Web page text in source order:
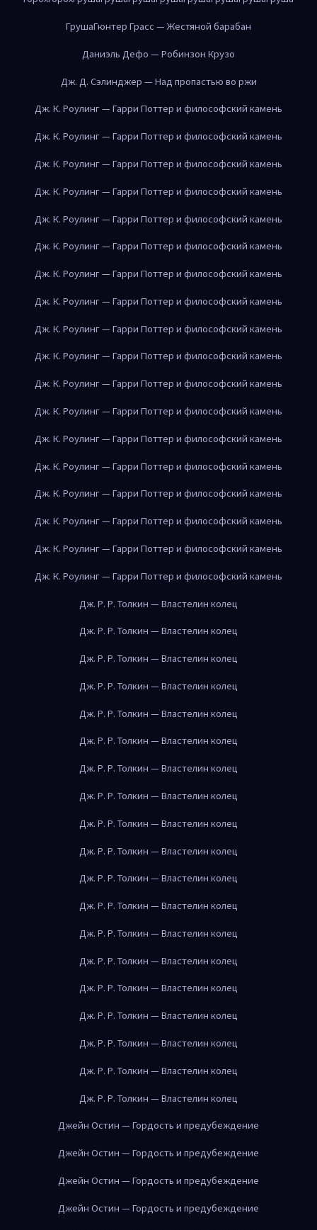
ГрушаГюнтер Грасс — Жестяной барабан
Даниэль Дефо — Робинзон Крузо
Дж. Д. Сэлинджер — Над пропастью во ржи
Дж. К. Роулинг — Гарри Поттер и философский камень
Дж. К. Роулинг — Гарри Поттер и философский камень
Дж. К. Роулинг — Гарри Поттер и философский камень
Дж. К. Роулинг — Гарри Поттер и философский камень
Дж. К. Роулинг — Гарри Поттер и философский камень
Дж. К. Роулинг — Гарри Поттер и философский камень
Дж. К. Роулинг — Гарри Поттер и философский камень
Дж. К. Роулинг — Гарри Поттер и философский камень
Дж. К. Роулинг — Гарри Поттер и философский камень
Дж. К. Роулинг — Гарри Поттер и философский камень
Дж. К. Роулинг — Гарри Поттер и философский камень
Дж. К. Роулинг — Гарри Поттер и философский камень
Дж. К. Роулинг — Гарри Поттер и философский камень
Дж. К. Роулинг — Гарри Поттер и философский камень
Дж. К. Роулинг — Гарри Поттер и философский камень
Дж. К. Роулинг — Гарри Поттер и философский камень
Дж. К. Роулинг — Гарри Поттер и философский камень
Дж. К. Роулинг — Гарри Поттер и философский камень
Дж. Р. Р. Толкин — Властелин колец
Дж. Р. Р. Толкин — Властелин колец
Дж. Р. Р. Толкин — Властелин колец
Дж. Р. Р. Толкин — Властелин колец
Дж. Р. Р. Толкин — Властелин колец
Дж. Р. Р. Толкин — Властелин колец
Дж. Р. Р. Толкин — Властелин колец
Дж. Р. Р. Толкин — Властелин колец
Дж. Р. Р. Толкин — Властелин колец
Дж. Р. Р. Толкин — Властелин колец
Дж. Р. Р. Толкин — Властелин колец
Дж. Р. Р. Толкин — Властелин колец
Дж. Р. Р. Толкин — Властелин колец
Дж. Р. Р. Толкин — Властелин колец
Дж. Р. Р. Толкин — Властелин колец
Дж. Р. Р. Толкин — Властелин колец
Дж. Р. Р. Толкин — Властелин колец
Дж. Р. Р. Толкин — Властелин колец
Дж. Р. Р. Толкин — Властелин колец
Джейн Остин — Гордость и предубеждение
Джейн Остин — Гордость и предубеждение
Джейн Остин — Гордость и предубеждение
Джейн Остин — Гордость и предубеждение